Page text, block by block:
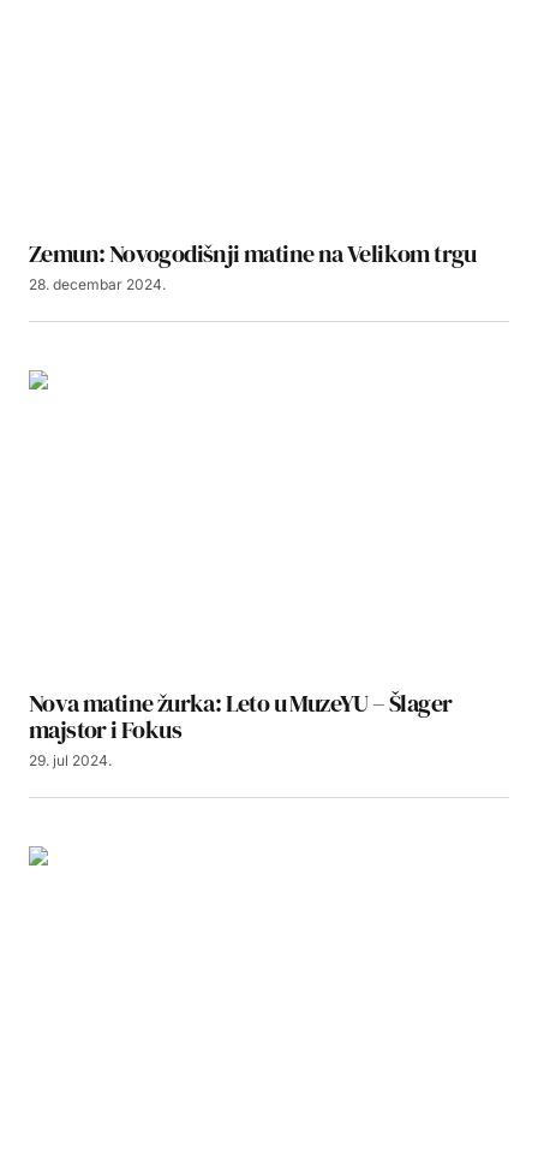
Zemun: Novogodišnji matine na Velikom trgu
28. decembar 2024.
Nova matine žurka: Leto u MuzeYU – Šlager
majstor i Fokus
29. jul 2024.